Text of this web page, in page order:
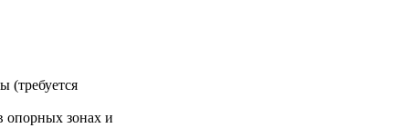
(требуется
зонах и